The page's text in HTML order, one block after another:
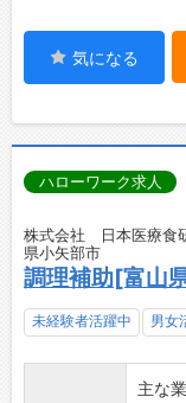
気になる
ハローワーク求人
株式会社 日本医療食
県小矢部市
調理補助[富山
未経験者活躍中 男女
主な